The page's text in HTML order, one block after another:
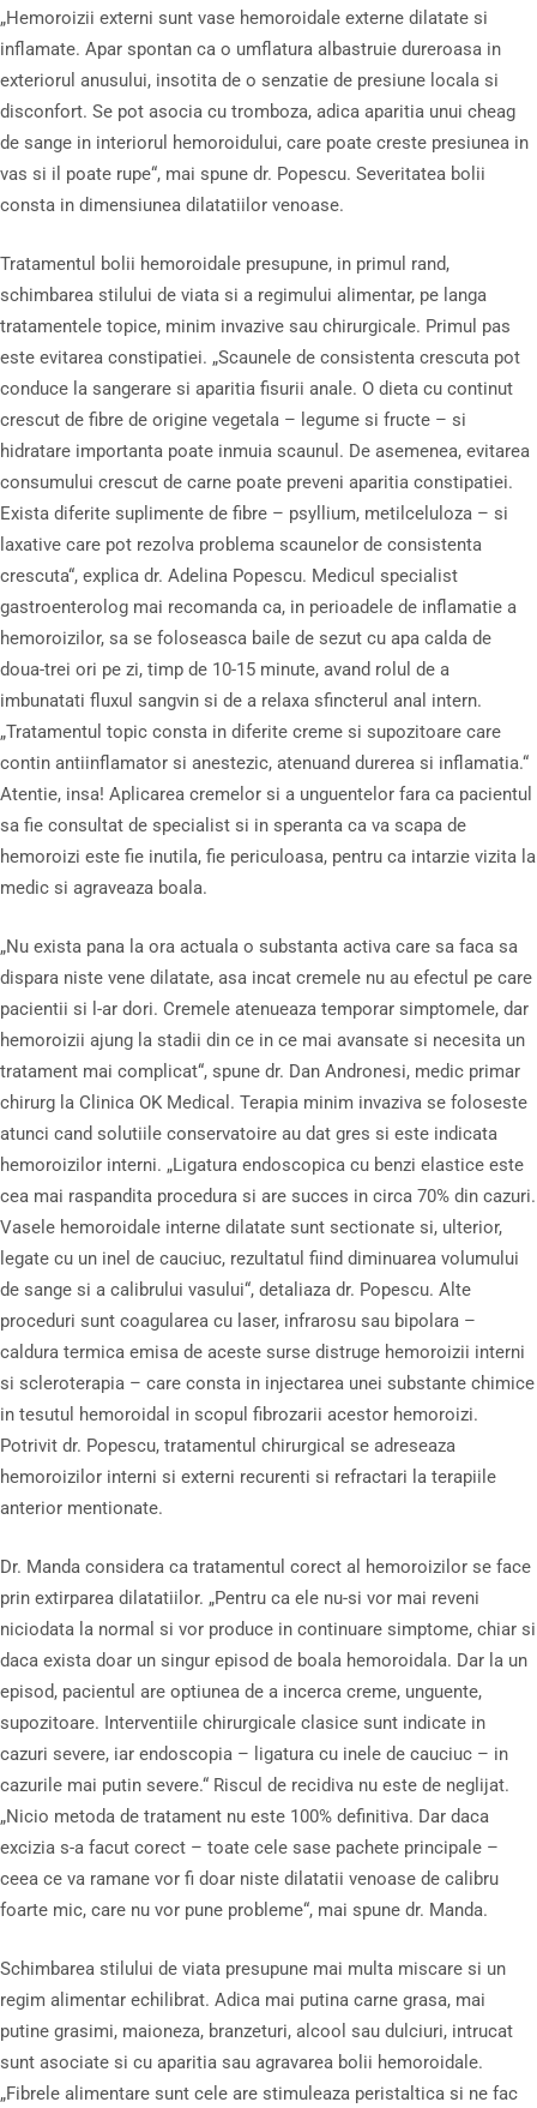
„Hemoroizii externi sunt vase hemoroidale externe dilatate si
inflamate. Apar spontan ca o umflatura albastruie dureroasa in
exteriorul anusului, insotita de o senzatie de presiune locala si
disconfort. Se pot asocia cu tromboza, adica aparitia unui cheag
de sange in interiorul hemoroidului, care poate creste presiunea in
vas si il poate rupe“, mai spune dr. Popescu. Severitatea bolii
consta in dimensiunea dilatatiilor venoase.
Tratamentul bolii hemoroidale presupune, in primul rand,
schimbarea stilului de viata si a regimului alimentar, pe langa
tratamentele topice, minim invazive sau chirurgicale. Primul pas
este evitarea constipatiei. „Scaunele de consistenta crescuta pot
conduce la sangerare si aparitia fisurii anale. O dieta cu continut
crescut de fibre de origine vegetala – legume si fructe – si
hidratare importanta poate inmuia scaunul. De asemenea, evitarea
consumului crescut de carne poate preveni aparitia constipatiei.
Exista diferite suplimente de fibre – psyllium, metilceluloza – si
laxative care pot rezolva problema scaunelor de consistenta
crescuta“, explica dr. Adelina Popescu. Medicul specialist
gastroenterolog mai recomanda ca, in perioadele de inflamatie a
hemoroizilor, sa se foloseasca baile de sezut cu apa calda de
doua-trei ori pe zi, timp de 10-15 minute, avand rolul de a
imbunatati fluxul sangvin si de a relaxa sfincterul anal intern.
„Tratamentul topic consta in diferite creme si supozitoare care
contin antiinflamator si anestezic, atenuand durerea si inflamatia.“
Atentie, insa! Aplicarea cremelor si a unguentelor fara ca pacientul
sa fie consultat de specialist si in speranta ca va scapa de
hemoroizi este fie inutila, fie periculoasa, pentru ca intarzie vizita la
medic si agraveaza boala.
„Nu exista pana la ora actuala o substanta activa care sa faca sa
dispara niste vene dilatate, asa incat cremele nu au efectul pe care
pacientii si l-ar dori. Cremele atenueaza temporar simptomele, dar
hemoroizii ajung la stadii din ce in ce mai avansate si necesita un
tratament mai complicat“, spune dr. Dan Andronesi, medic primar
chirurg la Clinica OK Medical. Terapia minim invaziva se foloseste
atunci cand solutiile conservatoire au dat gres si este indicata
hemoroizilor interni. „Ligatura endoscopica cu benzi elastice este
cea mai raspandita procedura si are succes in circa 70% din cazuri.
Vasele hemoroidale interne dilatate sunt sectionate si, ulterior,
legate cu un inel de cauciuc, rezultatul fiind diminuarea volumului
de sange si a calibrului vasului“, detaliaza dr. Popescu. Alte
proceduri sunt coagularea cu laser, infrarosu sau bipolara –
caldura termica emisa de aceste surse distruge hemoroizii interni
si scleroterapia – care consta in injectarea unei substante chimice
in tesutul hemoroidal in scopul fibrozarii acestor hemoroizi.
Potrivit dr. Popescu, tratamentul chirurgical se adreseaza
hemoroizilor interni si externi recurenti si refractari la terapiile
anterior mentionate.
Dr. Manda considera ca tratamentul corect al hemoroizilor se face
prin extirparea dilatatiilor. „Pentru ca ele nu-si vor mai reveni
niciodata la normal si vor produce in continuare simptome, chiar si
daca exista doar un singur episod de boala hemoroidala. Dar la un
episod, pacientul are optiunea de a incerca creme, unguente,
supozitoare. Interventiile chirurgicale clasice sunt indicate in
cazuri severe, iar endoscopia – ligatura cu inele de cauciuc – in
cazurile mai putin severe.“ Riscul de recidiva nu este de neglijat.
„Nicio metoda de tratament nu este 100% definitiva. Dar daca
excizia s-a facut corect – toate cele sase pachete principale –
ceea ce va ramane vor fi doar niste dilatatii venoase de calibru
foarte mic, care nu vor pune probleme“, mai spune dr. Manda.
Schimbarea stilului de viata presupune mai multa miscare si un
regim alimentar echilibrat. Adica mai putina carne grasa, mai
putine grasimi, maioneza, branzeturi, alcool sau dulciuri, intrucat
sunt asociate si cu aparitia sau agravarea bolii hemoroidale.
„Fibrele alimentare sunt cele are stimuleaza peristaltica si ne fac